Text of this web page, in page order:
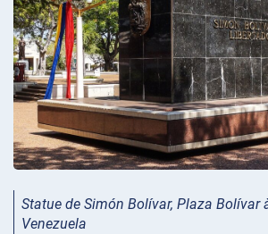
Statue de Simón Bolívar, Plaza Bolívar
Venezuela